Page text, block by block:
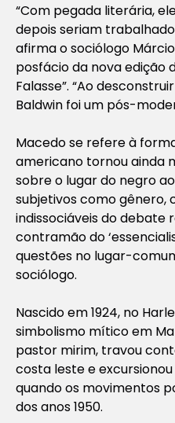
“Com pegada literária,
depois seriam
afirma o sociólogo
posfácio da nova edição
Falasse”. “Ao
Baldwin foi um pós-
Macedo se refere à
americano tornou ainda
sobre o lugar do negro
subjetivos como gênero,
indissociáveis do debate
contramão do
questões no lugar-
sociólogo.
Nascido em 1924, no
simbolismo mítico em
pastor mirim, travou
costa leste e
quando os movimentos
dos anos 1950.